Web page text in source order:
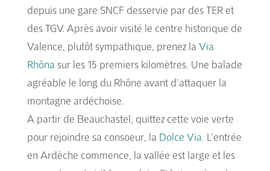
depuis une gare SNCF desservie par des TER et
des TGV. Après avoir visité le centre historique de
Valence, plutôt sympathique, prenez la Via
Rhôna sur les 15 premiers kilomètres. Une balade
agréable le long du Rhône avant d’attaquer la
montagne ardéchoise.
A partir de Beauchastel, quittez cette voie verte
pour rejoindre sa consoeur, la Dolce Via. L’entrée
en Ardèche commence, la vallée est large et les